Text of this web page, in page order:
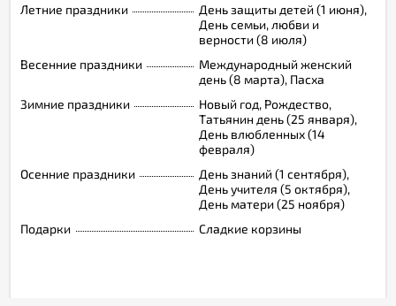
Летние праздники
День защиты детей (1 июня),
День семьи, любви и
верности (8 июля)
Весенние праздники
Международный женский
день (8 марта), Пасха
Зимние праздники
Новый год, Рождество,
Татьянин день (25 января),
День влюбленных (14
февраля)
Осенние праздники
День знаний (1 сентября),
День учителя (5 октября),
День матери (25 ноября)
Подарки
Сладкие корзины